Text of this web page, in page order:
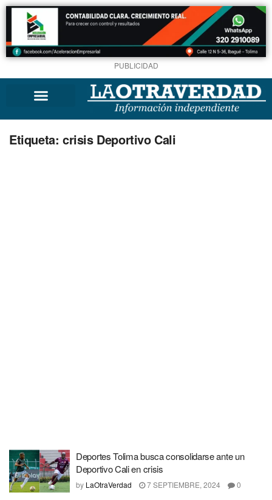
PUBLICIDAD
Etiqueta: crisis Deportivo Cali
Deportes Tolima busca consolidarse ante un
Deportivo Cali en crisis
by LaOtraVerdad 7 SEPTIEMBRE, 2024 0